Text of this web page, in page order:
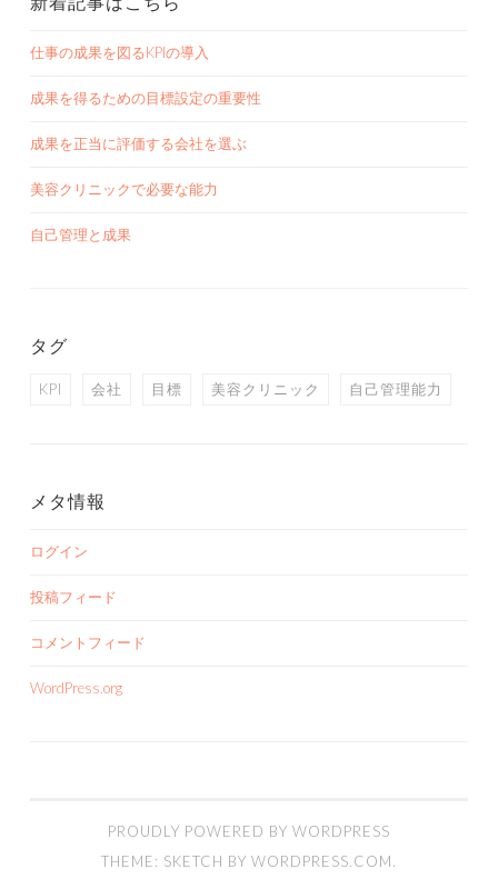
仕事の成果を図るKPIの導入
成果を得るための目標設定の重要性
成果を正当に評価する会社を選ぶ
美容クリニックで必要な能力
自己管理と成果
タグ
KPI 会社 目標 美容クリニック 自己管理能力
メタ情報
ログイン
投稿フィード
コメントフィード
WordPress.org
PROUDLY POWERED BY WORDPRESS
THEME: SKETCH BY WORDPRESS.COM.